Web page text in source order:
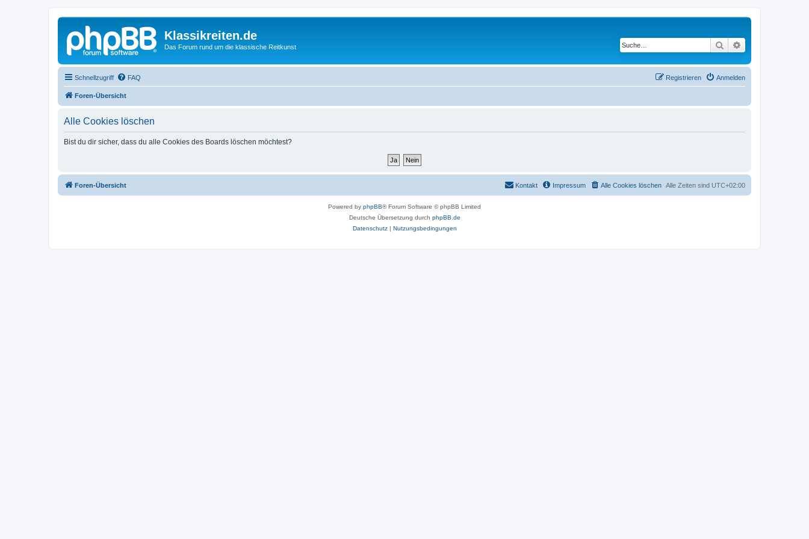
Klassikreiten.de
Das Forum rund um die klassische Reitkunst Suche
Schnellzugriff FAQ Anmelden
Registrieren
Foren-Übersicht
Alle Cookies löschen
Bist du dir sicher, dass du alle Cookies des Boards löschen möchtest?
Foren-Übersicht Alle Zeiten sind UTC+02:00
Alle Cookies löschen
Impressum
Kontakt
Powered by phpBB® Forum Software © phpBB Limited
Deutsche Übersetzung durch phpBB.de
Datenschutz| Nutzungsbedingungen